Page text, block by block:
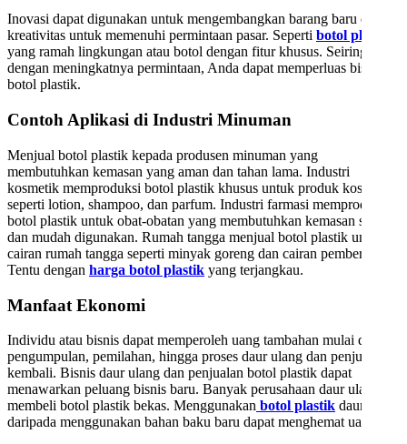
Inovasi dapat digunakan untuk mengembangkan barang baru dan
kreativitas untuk memenuhi permintaan pasar. Seperti botol plastik
yang ramah lingkungan atau botol dengan fitur khusus. Seiring
dengan meningkatnya permintaan, Anda dapat memperluas bisnis
botol plastik.
Contoh Aplikasi di Industri Minuman
Menjual botol plastik kepada produsen minuman yang
membutuhkan kemasan yang aman dan tahan lama. Industri
kosmetik memproduksi botol plastik khusus untuk produk kosmetik
seperti lotion, shampoo, dan parfum. Industri farmasi memproduksi
botol plastik untuk obat-obatan yang membutuhkan kemasan steril
dan mudah digunakan. Rumah tangga menjual botol plastik untuk
cairan rumah tangga seperti minyak goreng dan cairan pembersih.
Tentu dengan harga botol plastik yang terjangkau.
Manfaat Ekonomi
Individu atau bisnis dapat memperoleh uang tambahan mulai dari
pengumpulan, pemilahan, hingga proses daur ulang dan penjualan
kembali. Bisnis daur ulang dan penjualan botol plastik dapat
menawarkan peluang bisnis baru. Banyak perusahaan daur ulang
membeli botol plastik bekas. Menggunakan botol plastik daur ulang
daripada menggunakan bahan baku baru dapat menghemat uang.